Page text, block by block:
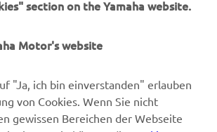
Neuerscheinungen und vielem mehr.
ABONNIEREN
section on the Yamaha website.
Motor's website
"Ja, ich bin einverstanden" erlauben
von Cookies. Wenn Sie nicht
gewissen Bereichen der Webseite